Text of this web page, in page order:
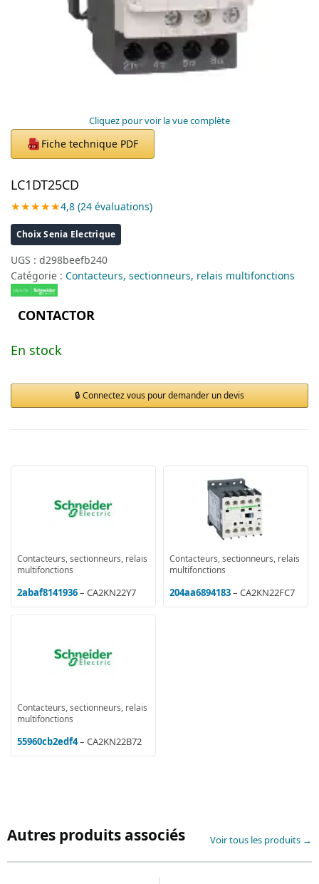
Cliquez pour voir la vue complète
PDF Fiche technique PDF
LC1DT25CD
★★★★★4,8 (24 évaluations)
Choix Senia Electrique
UGS : d298beefb240
Catégorie : Contacteurs, sectionneurs, relais multifonctions
CONTACTOR
En stock
Connectez vous pour demander un devis
Contacteurs, sectionneurs, relais
multifonctions
2abaf8141936– CA2KN22Y7
Contacteurs, sectionneurs, relais
multifonctions
204aa6894183– CA2KN22FC7
Contacteurs, sectionneurs, relais
multifonctions
55960cb2edf4– CA2KN22B72
Autres produits associés Voir tous les produits →